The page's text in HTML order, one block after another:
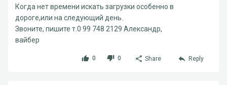
Когда нет времени искать загрузки особенно в
дороге,или на следующий день.
Звоните, пишите т.0 99 748 2129 Александр,
вайбер
0 0 Share Reply